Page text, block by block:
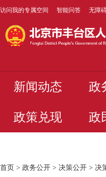
访问我的专属空间 智能问答 无障
新闻动态 政
政策兑现 政
首页 > 政务公开 > 决策公开 > 决